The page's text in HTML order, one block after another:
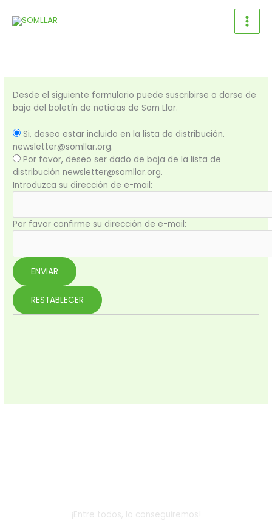
Desde el siguiente formulario puede suscribirse o darse de
baja del boletín de noticias de Som Llar.
Si, deseo estar incluido en la lista de distribución.
newsletter@somllar.org.
Por favor, deseo ser dado de baja de la lista de
distribución newsletter@somllar.org.
Introduzca su dirección de e-mail:
Por favor confirme su dirección de e-mail:
¡Entre todos, lo conseguiremos!